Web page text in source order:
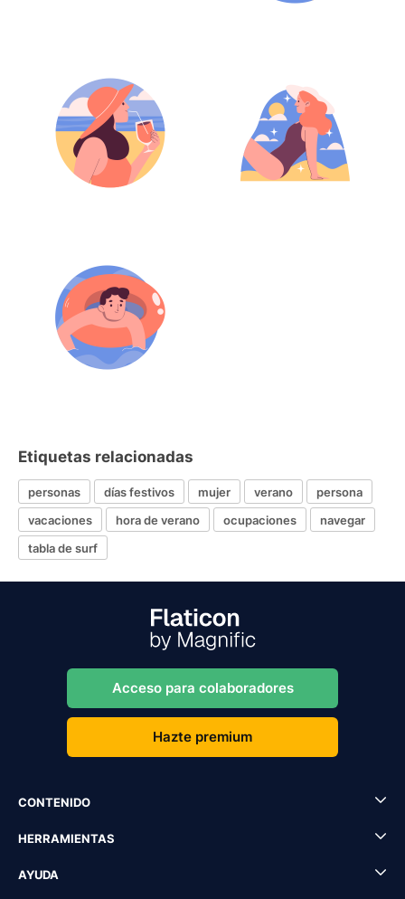
Etiquetas relacionadas
personas días festivos mujer verano
persona
vacaciones
hora de verano ocupaciones
navegar
tabla de surf
Acceso para colaboradores
Hazte premium
CONTENIDO
HERRAMIENTAS
AYUDA